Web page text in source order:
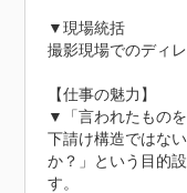
▼現場統括
撮影現場でのディ
【仕事の魅力】
▼「言われたもの
下請け構造ではな
か？」という目的
す。